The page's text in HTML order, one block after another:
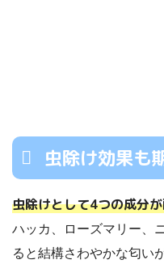
虫除け効果も
虫除けとして4つの成分
ハッカ、ローズマリー、
ると結構さわやかな匂い